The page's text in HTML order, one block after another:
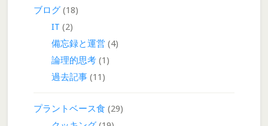
ブログ(18)
IT (2)
備忘録と運営(4)
論理的思考(1)
過去記事(11)
プラントベース食 (29)